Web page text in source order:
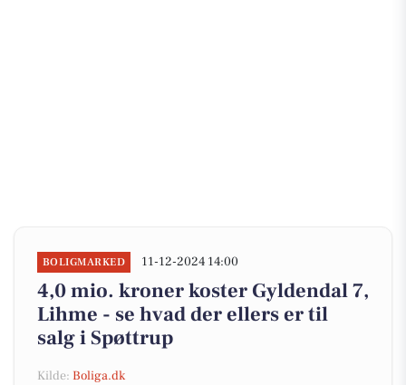
BOLIGMARKED 11-12-2024 14:00
4,0 mio. kroner koster Gyldendal 7,
Lihme - se hvad der ellers er til
salg i Spøttrup
Kilde: Boliga.dk